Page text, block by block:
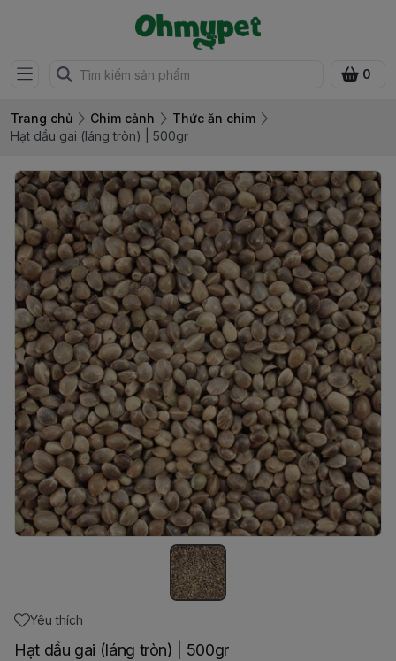
0
Trang chủ Chim cảnh
Thức ăn chim
Hạt dầu gai (láng tròn) | 500gr
Yêu thích
Hạt dầu gai (láng tròn) | 500gr